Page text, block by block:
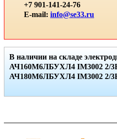
+7 901-141-24-76
E-mail: info@se33.ru
В наличии на складе
АЧ160М6ЛБУХЛ4 IМ3002 2/3В
АЧ180М6ЛБУХЛ4 IМ3002 2/3В